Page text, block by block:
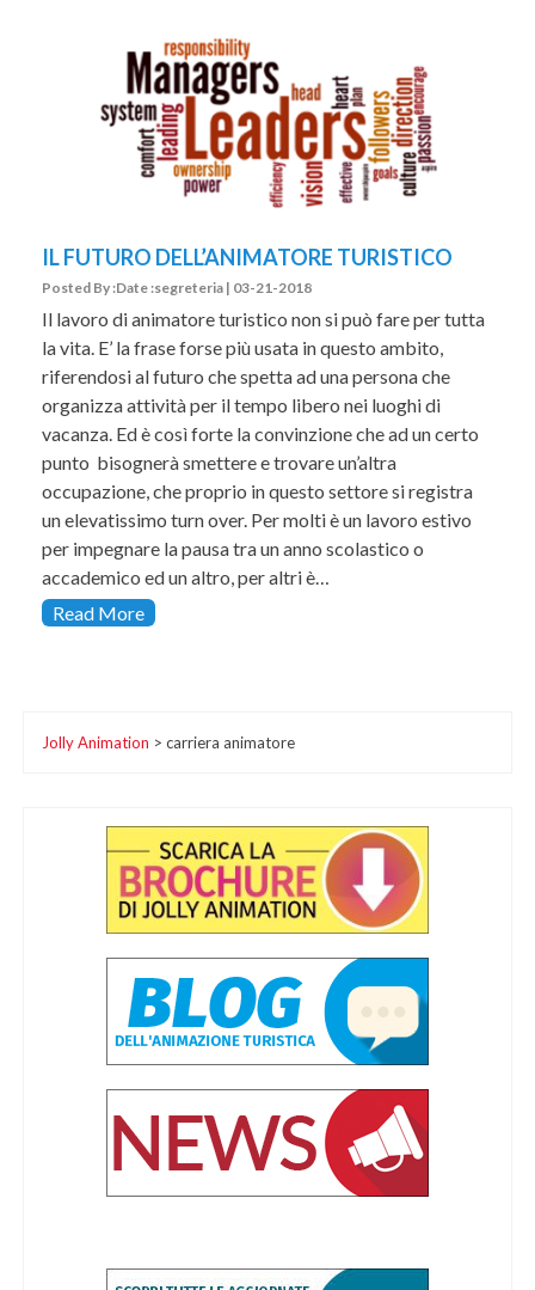
IL FUTURO DELL’ANIMATORE TURISTICO
Posted By :Date :segreteria | 03-21-2018
Il lavoro di animatore turistico non si può fare per tutta
la vita. E’ la frase forse più usata in questo ambito,
riferendosi al futuro che spetta ad una persona che
organizza attività per il tempo libero nei luoghi di
vacanza. Ed è così forte la convinzione che ad un certo
punto bisognerà smettere e trovare un’altra
occupazione, che proprio in questo settore si registra
un elevatissimo turn over. Per molti è un lavoro estivo
per impegnare la pausa tra un anno scolastico o
accademico ed un altro, per altri è…
Read More
Jolly Animation > carriera animatore